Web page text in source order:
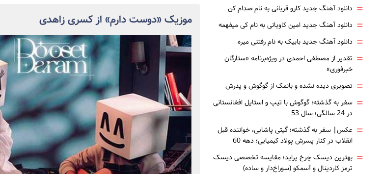
موزیک «دوست دارم» از کسری زاهدی
= دانلود آهنگ جدید کارو قربانی به نام صدام کن
= دانلود آهنگ جدید امین کاویانی به نام کی میفهمه
= دانلود آهنگ جدید بابیک به نام رفتنی میره
= تقدیر از مصطفی احمدی در ویژه‌برنامه «ستارگان
خبرفوری»
= تصویری دیده نشده و بانمک از گوگوش و پدرش
= سفر به گذشته؛ گوگوش با تیپ و استایل افغانستانی
در 24 سالگی؛ سال 53
= عکس| سفر به گذشته؛ گیتی پاشایی، خواننده قبل
انقلاب در کنار پسرش پولاد کیمیایی؛ دهه 60
= بهترین دیسک چرخ پراید؛ مقایسه تخصصی دیسک
ترمز کاردینال و آسمکو (سوراخ‌دار و ساده)